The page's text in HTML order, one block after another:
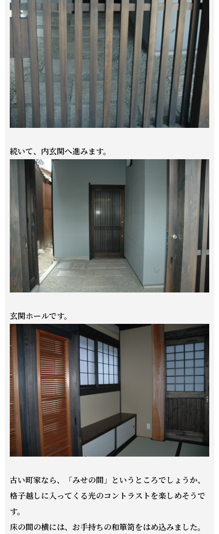
続いて、内玄関へ進みます。
玄関ホールです。
古い町家なら、「みせの間 」というところでしょうか、
格子越しに入ってくる光のコントラストを楽しめそうで
す。
床の間の横には、お手持ちの和箪笥をはめ込みました。